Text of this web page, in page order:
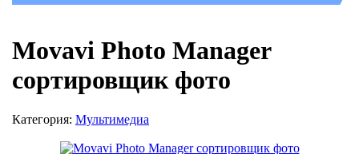
Movavi Photo Manager
сортировщик фото
Категория: Мультимедиа